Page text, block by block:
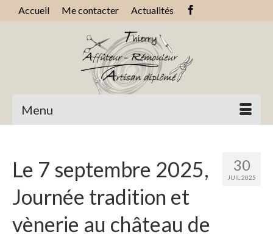
Accueil Me contacter Actualités
Menu
30
JUIL 2025
Le 7 septembre 2025,
Journée tradition et
vènerie au château de